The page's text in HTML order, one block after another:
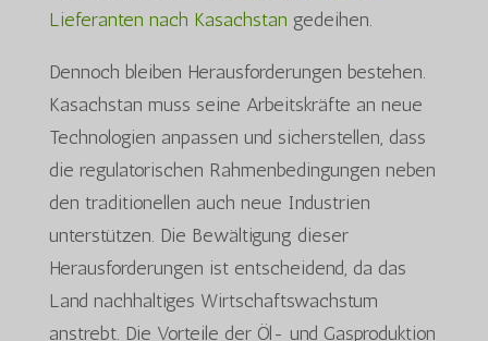
Lieferanten nach Kasachstan gedeihen.
Dennoch bleiben Herausforderungen bestehen.
Kasachstan muss seine Arbeitskräfte an neue
Technologien anpassen und sicherstellen, dass
die regulatorischen Rahmenbedingungen neben
den traditionellen auch neue Industrien
unterstützen. Die Bewältigung dieser
Herausforderungen ist entscheidend, da das
Land nachhaltiges Wirtschaftswachstum
anstrebt. Die Vorteile der Öl- und Gasproduktion